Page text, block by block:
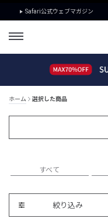
Safari公式ウェブマガジン
ホーム 選択した商品
すべて
絞り込み